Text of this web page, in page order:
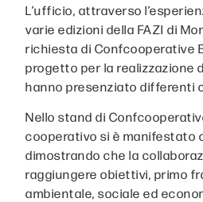
L’ufficio, attraverso
varie edizioni della FAZI di
richiesta di Confcooperative
progetto per la realizzazione
hanno presenziato differenti
Nello stand di
cooperativo si è manifestato
dimostrando che la
raggiungere obiettivi, primo
ambientale, sociale ed